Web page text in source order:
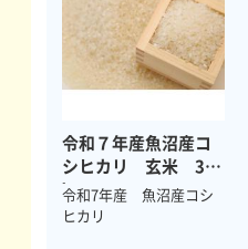
令和７年産魚沼産コ
シヒカリ 玄米 30
㎏
令和7年産 魚沼産コシ
ヒカリ